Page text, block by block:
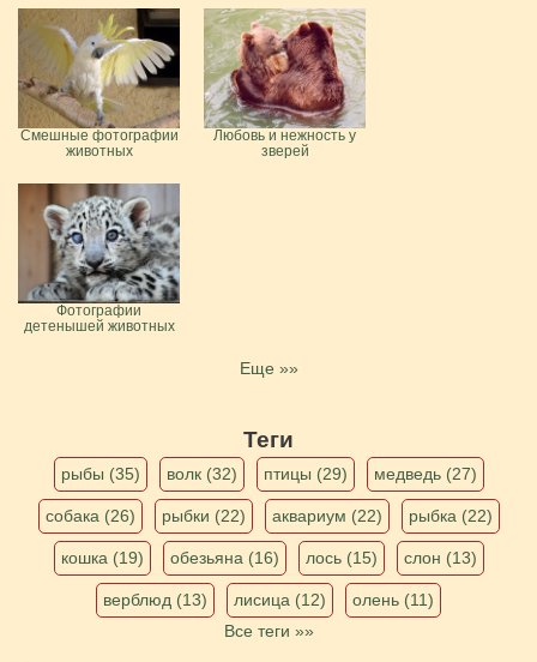
Смешные фотографии
животных
Любовь и нежность у
зверей
Фотографии
детенышей животных
Еще »»
Теги
рыбы (35) волк (32) птицы (29) медведь (27)
собака (26) рыбки (22) аквариум (22) рыбка (22)
кошка (19) обезьяна (16) лось (15) слон (13)
верблюд (13) лисица (12)
олень (11)
Все теги »»